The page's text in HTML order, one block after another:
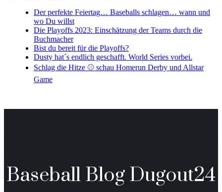
Der perfekte Feiertag… Baseballs schlagen… wann und
wo Du willst
Die Playoffs 2023: Einschätzung der Teams durch die
Buchmacher
Bist du bereit für die Playoffs?
Dusty hat´s endlich geschafft. World Series vorbei.
Schlag die Hitze ⚾️ schau Homerun Derby und Allstar
Game
Baseball Blog Dugout24